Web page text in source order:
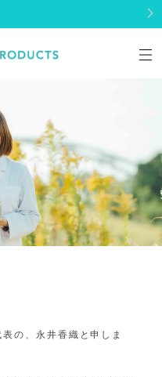
の、永井香織と申しま